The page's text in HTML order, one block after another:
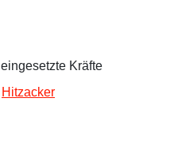
eingesetzte Kräfte
Hitzacker